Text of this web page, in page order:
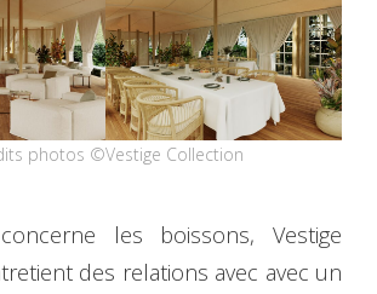
photos ©Vestige Collection
les boissons, Vestige
des relations avec avec un